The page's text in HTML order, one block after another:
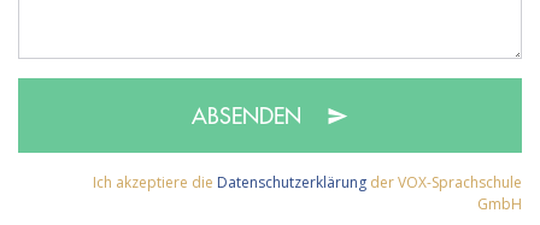
ABSENDEN
Ich akzeptiere die Datenschutzerklärung der VOX-Sprachschule
GmbH